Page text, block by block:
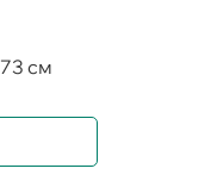
73 см